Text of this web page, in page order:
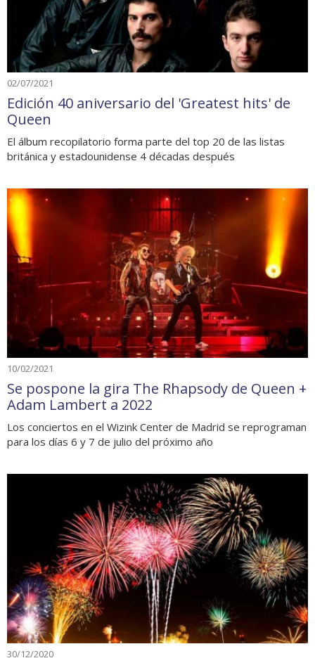
02/07/2021
Edición 40 aniversario del 'Greatest hits' de
Queen
El álbum recopilatorio forma parte del top 20 de las listas
británica y estadounidense 4 décadas después
10/02/2021
Se pospone la gira The Rhapsody de Queen +
Adam Lambert a 2022
Los conciertos en el Wizink Center de Madrid se reprograman
para los días 6 y 7 de julio del próximo año
30/12/2020